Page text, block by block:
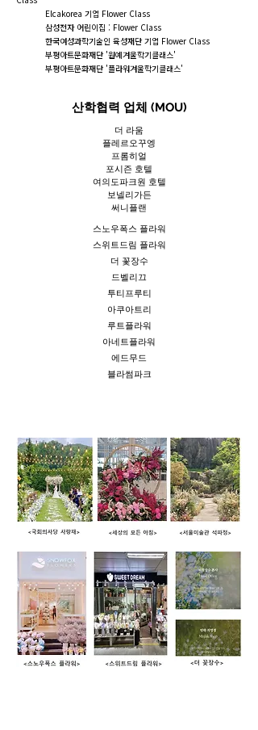
Elcakorea 기업 Flower Class
삼성전자 어린이집 : Flower Class
한국여성과학기술인 육성재단 기업 Flower Class
부평아트문화재단 '원예겨울학기클래스'
부평아트문화재단 '플라워겨울학기클래스'
산학협력 업체 (MOU)
더 라움
플레르오꾸엥
프롬히얼
포시즌 호텔
​여의도파크원 호텔
보넬리가든
​써니플랜
스노우폭스 플라워
스위트드림 플라워
더 꽃장수
드벨리끄
투티프루티
아쿠아트리
​루트플라워
아네트플라워
에드무드
​블라썸파크